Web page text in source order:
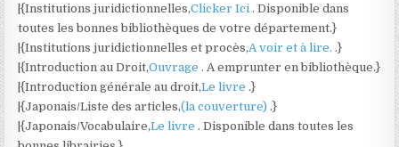
|{Institutions juridictionnelles,Clicker Ici. Disponible dans
toutes les bonnes bibliothèques de votre département.}
|{Institutions juridictionnelles et procès,A voir et à lire..}
|{Introduction au Droit,Ouvrage. A emprunter en bibliothèque.}
|{Introduction générale au droit,Le livre.}
|{Japonais/Liste des articles,(la couverture).}
|{Japonais/Vocabulaire,Le livre. Disponible dans toutes les